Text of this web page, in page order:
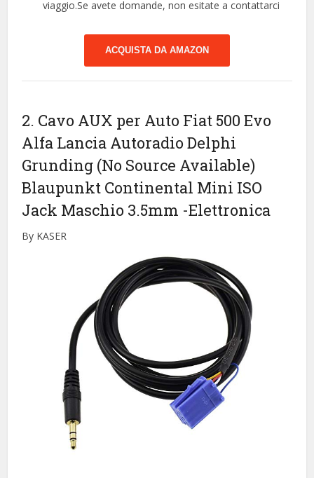
viaggio.Se avete domande, non esitate a contattarci
ACQUISTA DA AMAZON
2. Cavo AUX per Auto Fiat 500 Evo
Alfa Lancia Autoradio Delphi
Grunding (No Source Available)
Blaupunkt Continental Mini ISO
Jack Maschio 3.5mm -Elettronica
By KASER